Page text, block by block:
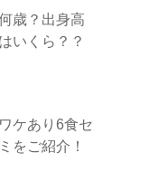
歳？出身高
いくら？？
ケあり6食セ
をご紹介！